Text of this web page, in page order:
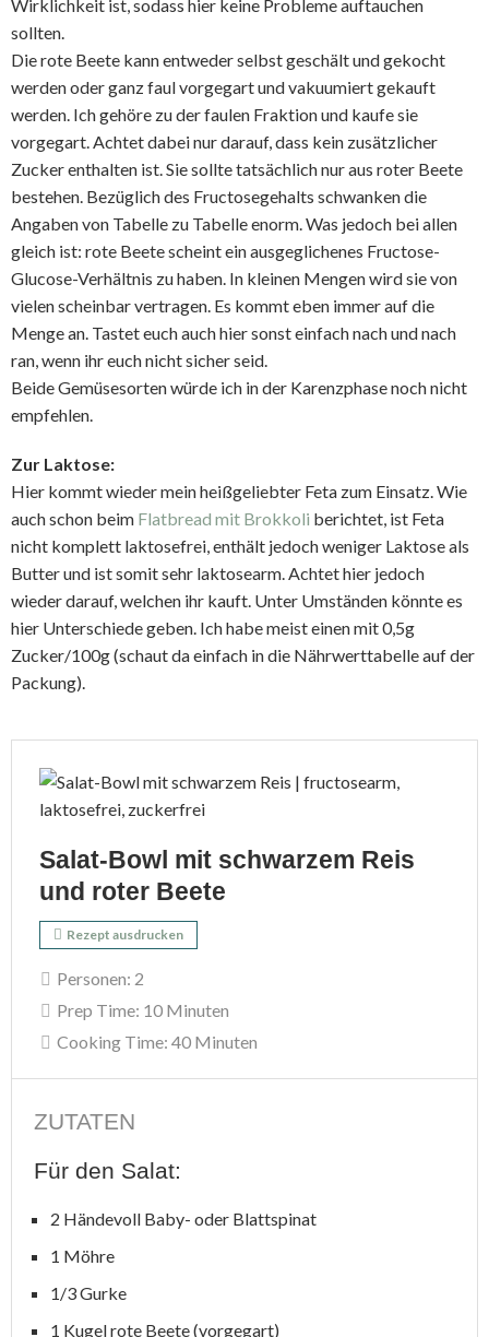
Wirklichkeit ist, sodass hier keine Probleme auftauchen
sollten.
Die rote Beete kann entweder selbst geschält und gekocht
werden oder ganz faul vorgegart und vakuumiert gekauft
werden. Ich gehöre zu der faulen Fraktion und kaufe sie
vorgegart. Achtet dabei nur darauf, dass kein zusätzlicher
Zucker enthalten ist. Sie sollte tatsächlich nur aus roter Beete
bestehen. Bezüglich des Fructosegehalts schwanken die
Angaben von Tabelle zu Tabelle enorm. Was jedoch bei allen
gleich ist: rote Beete scheint ein ausgeglichenes Fructose-
Glucose-Verhältnis zu haben. In kleinen Mengen wird sie von
vielen scheinbar vertragen. Es kommt eben immer auf die
Menge an. Tastet euch auch hier sonst einfach nach und nach
ran, wenn ihr euch nicht sicher seid.
Beide Gemüsesorten würde ich in der Karenzphase noch nicht
empfehlen.
Zur Laktose:
Hier kommt wieder mein heißgeliebter Feta zum Einsatz. Wie
auch schon beim Flatbread mit Brokkoli berichtet, ist Feta
nicht komplett laktosefrei, enthält jedoch weniger Laktose als
Butter und ist somit sehr laktosearm. Achtet hier jedoch
wieder darauf, welchen ihr kauft. Unter Umständen könnte es
hier Unterschiede geben. Ich habe meist einen mit 0,5g
Zucker/100g (schaut da einfach in die Nährwerttabelle auf der
Packung).
Salat-Bowl mit schwarzem Reis
und roter Beete
Rezept ausdrucken
Personen: 2
Prep Time: 10 Minuten
Cooking Time: 40 Minuten
ZUTATEN
Für den Salat:
2 Händevoll Baby- oder Blattspinat
1 Möhre
1/3 Gurke
1 Kugel rote Beete (vorgegart)